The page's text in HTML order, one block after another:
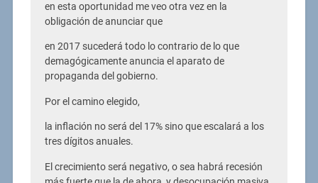
en esta oportunidad me veo otra vez en la
obligación de anunciar que
en 2017 sucederá todo lo contrario de lo que
demagógicamente anuncia el aparato de
propaganda del gobierno.
Por el camino elegido,
la inflación no será del 17% sino que escalará a los
tres dígitos anuales.
El crecimiento será negativo, o sea habrá recesión